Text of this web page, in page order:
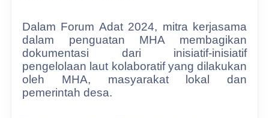
Dalam Forum Adat 2024, mitra kerjasama
dalam penguatan MHA membagikan
dokumentasi dari inisiatif-inisiatif
pengelolaan laut kolaboratif yang dilakukan
oleh MHA, masyarakat lokal dan
pemerintah desa.